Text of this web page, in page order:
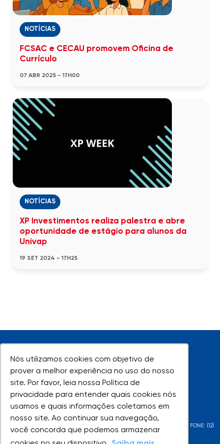
Nós utilizamos cookies com objetivo de
prover a melhor experiência no uso do nosso
site. Por favor, leia nossa Política de
privacidade para entender quais cookies nós
usamos e quais informações coletamos em
nosso site. Ao continuar sua navegação,
você concorda que podemos armazenar
Nós utilizamos cookies com objetivo de
prover a melhor experiência no uso do nosso
site. Por favor, leia nossa Política de
privacidade para entender quais cookies nós
usamos e quais informações coletamos em
nosso site. Ao continuar sua navegação,
você concorda que podemos armazenar
NOTÍCIAS
FCSAC e CECAU promovem Oficina de
Currículo
07 ABR 2025 - 17H00
NOTÍCIAS
XP Investimentos realiza palestra e abre
oportunidade de estágio para alunos da
Univap
19 SET 2024 - 17H25
UNIVAP - Todos os direitos reservados
AV. SHISHIMA HIFUMI, 2911 - URBANOVA - SÃO JOSÉ DOS CAMPOS - SP - FONE: (12)